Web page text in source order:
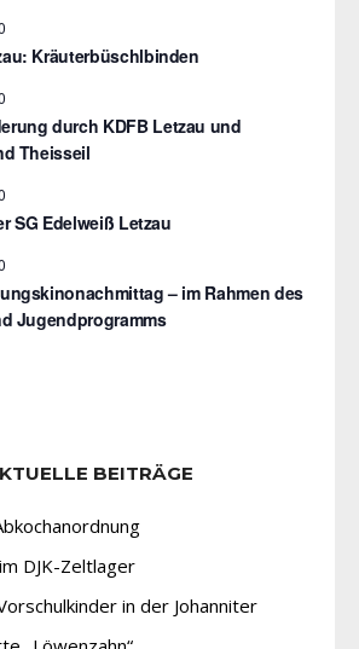
Kräuterbüschlbinden
durch KDFB Letzau und
Theisseil
SG Edelweiß Letzau
– im Rahmen des
Jugendprogramms
BEITRÄGE
DJK-Zeltlager
in der Johanniter